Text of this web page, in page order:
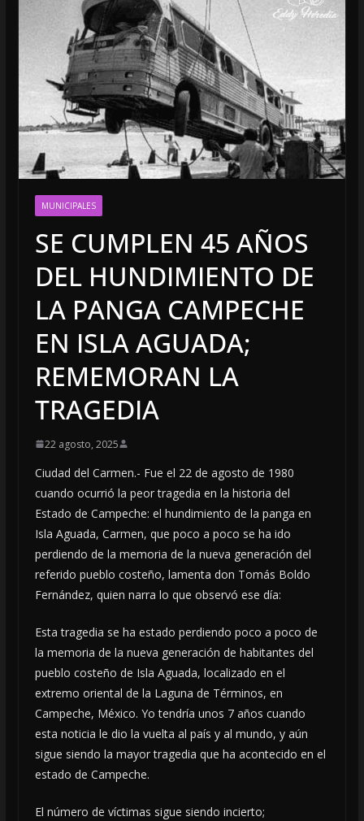
MUNICIPALES
SE CUMPLEN 45 AÑOS
DEL HUNDIMIENTO DE
LA PANGA CAMPECHE
EN ISLA AGUADA;
REMEMORAN LA
TRAGEDIA
22 agosto, 2025
Ciudad del Carmen.- Fue el 22 de agosto de 1980
cuando ocurrió la peor tragedia en la historia del
Estado de Campeche: el hundimiento de la panga en
Isla Aguada, Carmen, que poco a poco se ha ido
perdiendo de la memoria de la nueva generación del
referido pueblo costeño, lamenta don Tomás Boldo
Fernández, quien narra lo que observó ese día:
Esta tragedia se ha estado perdiendo poco a poco de
la memoria de la nueva generación de habitantes del
pueblo costeño de Isla Aguada, localizado en el
extremo oriental de la Laguna de Términos, en
Campeche, México. Yo tendría unos 7 años cuando
esta noticia le dio la vuelta al país y al mundo, y aún
sigue siendo la mayor tragedia que ha acontecido en el
estado de Campeche.
El número de víctimas sigue siendo incierto;